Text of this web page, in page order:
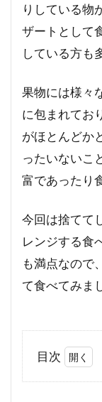
りしている物
ザートとして
している方も
果物には様々
に包まれてお
がほとんどか
ったいないこ
富であったり
今回は捨てて
レンジする食
も満点なので
て食べてみま
目次